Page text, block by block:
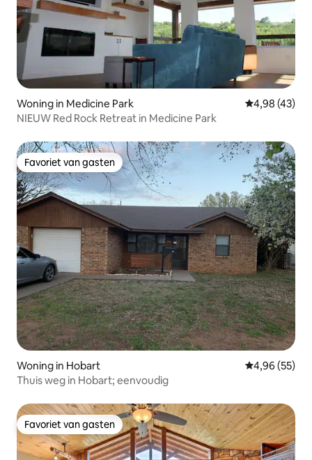
Woning in Medicine Park Gemiddelde
4,98 (43)
NIEUW Red Rock Retreat in Medicine Park
Favoriet van gasten
Favoriet van gasten
Woning in Hobart Gemiddelde
4,96 (55)
Thuis weg in Hobart; eenvoudig
Favoriet van gasten
Favoriet van gasten